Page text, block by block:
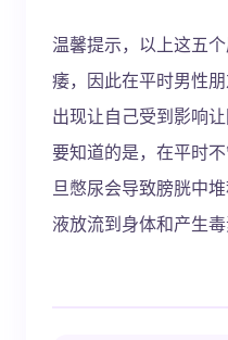
温馨提示，以上这五
痿，因此在平时男性
出现让自己受到影响
要知道的是，在平时
旦憋尿会导致膀胱中
液放流到身体和产生毒